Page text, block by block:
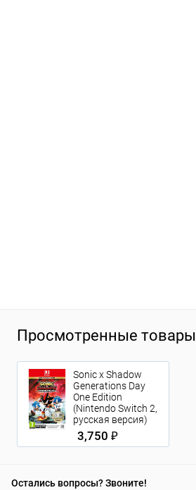
Просмотренные товары
Sonic x Shadow
Generations Day
One Edition
(Nintendo Switch 2,
русская версия)
3,750 ₽
Остались вопросы? Звоните!